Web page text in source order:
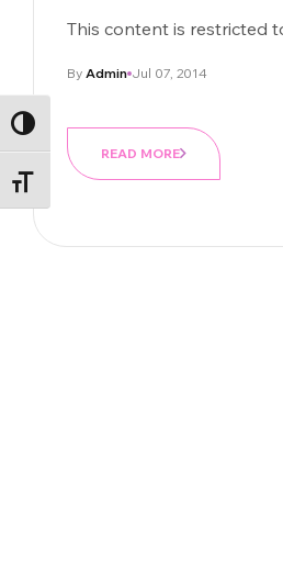
ALTERNAR ALTO
ALTERNAR TAMAÑO
This content is restricted
Jul 07, 2014
By Admin
READ MORE